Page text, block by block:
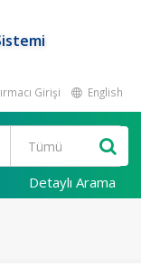
Girişi English
Detaylı Arama